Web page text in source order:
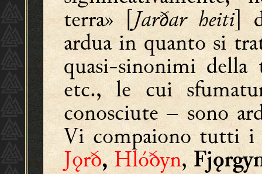
terra» [Jarðar heiti]
ardua in quanto si
quasi-sinonimi
etc., le cui
conosciute – sono
Vi compaiono tutti i
Jǫrð,Hlóðyn,